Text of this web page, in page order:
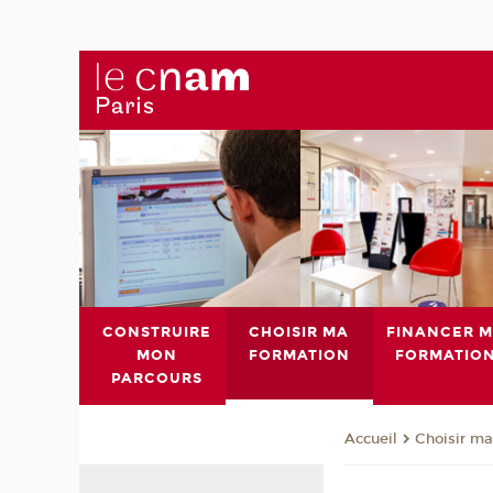
CONSTRUIRE
MON
PARCOURS
CHOISIR MA
FORMATION
FINANCER
Accueil Choisir